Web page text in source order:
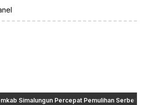
Simalungun Percepat Pemulihan